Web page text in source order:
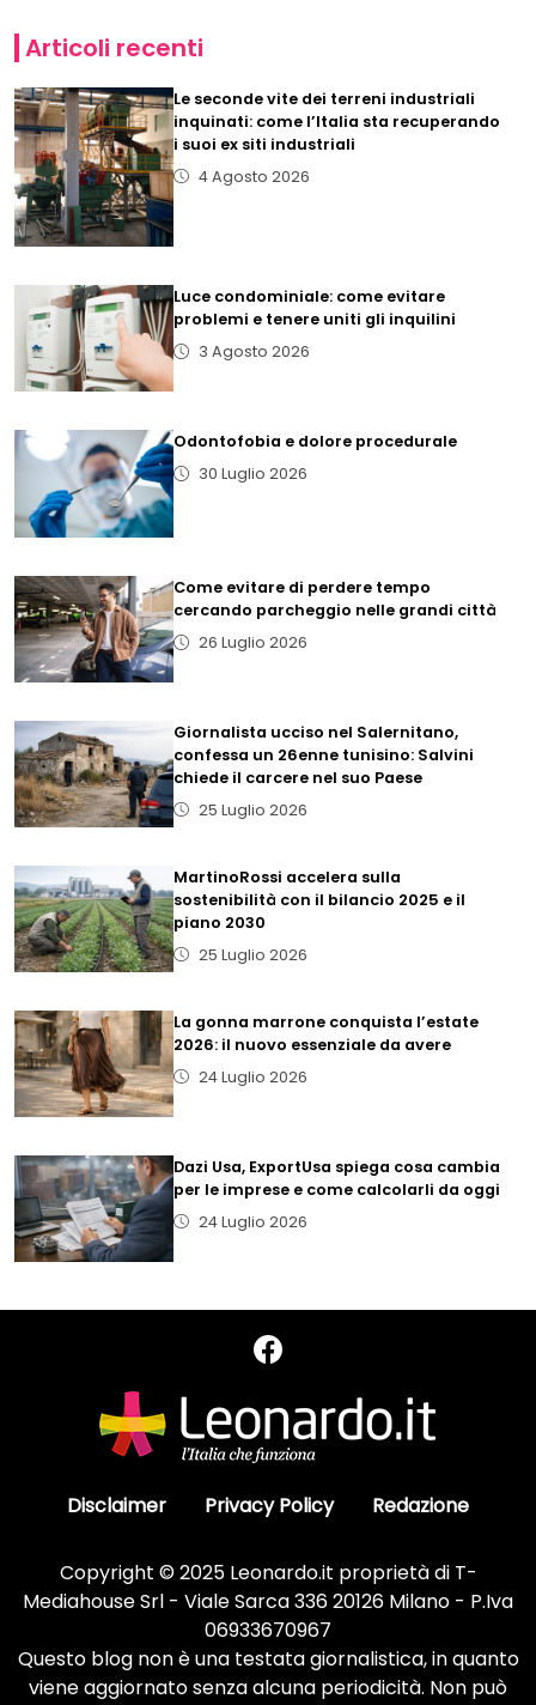
Articoli recenti
Le seconde vite dei terreni industriali
inquinati: come l’Italia sta recuperando
i suoi ex siti industriali
4 Agosto 2026
Luce condominiale: come evitare
problemi e tenere uniti gli inquilini
3 Agosto 2026
Odontofobia e dolore procedurale
30 Luglio 2026
Come evitare di perdere tempo
cercando parcheggio nelle grandi città
26 Luglio 2026
Giornalista ucciso nel Salernitano,
confessa un 26enne tunisino: Salvini
chiede il carcere nel suo Paese
25 Luglio 2026
MartinoRossi accelera sulla
sostenibilità con il bilancio 2025 e il
piano 2030
25 Luglio 2026
La gonna marrone conquista l’estate
2026: il nuovo essenziale da avere
24 Luglio 2026
Dazi Usa, ExportUsa spiega cosa cambia
per le imprese e come calcolarli da oggi
24 Luglio 2026
Disclaimer Privacy Policy Redazione
Copyright © 2025 Leonardo.it proprietà di T-
Mediahouse Srl - Viale Sarca 336 20126 Milano - P.Iva
06933670967
Questo blog non è una testata giornalistica, in quanto
viene aggiornato senza alcuna periodicità. Non può